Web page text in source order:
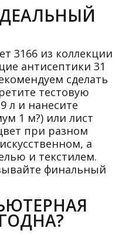
3166 из коллекции
антисептики 31
сделать
тестовую
л и нанесите
1 м?) или лист
при разном
а
и текстилем.
финальный